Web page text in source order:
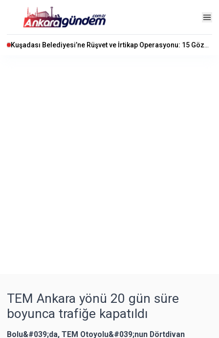
TEM Ankara yönü 20 gün süre
boyunca trafiğe kapatıldı
Bolu&#039;da, TEM Otoyolu&#039;nun Dörtdivan